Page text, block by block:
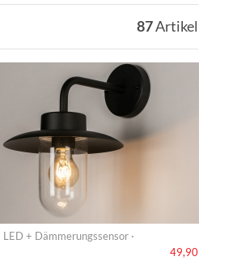
87Artikel
LED + Dämmerungssensor ·
49,90